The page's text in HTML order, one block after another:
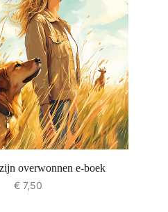
overwonnen e-boek
€ 7,50